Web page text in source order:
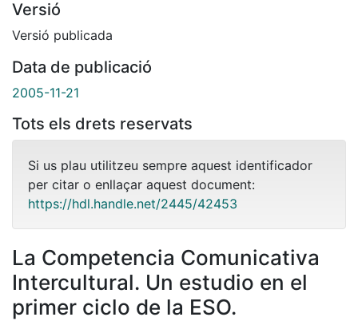
Versió
Versió publicada
Data de publicació
2005-11-21
Tots els drets reservats
Si us plau utilitzeu sempre aquest identificador
per citar o enllaçar aquest document:
https://hdl.handle.net/2445/42453
La Competencia Comunicativa
Intercultural. Un estudio en el
primer ciclo de la ESO.